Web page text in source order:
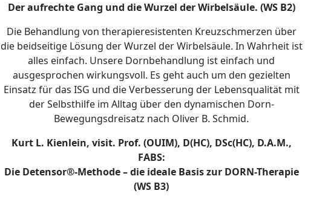
Der aufrechte Gang und die Wurzel der Wirbelsäule. (WS B2)
Die Behandlung von therapieresistenten Kreuzschmerzen über
die beidseitige Lösung der Wurzel der Wirbelsäule. In Wahrheit ist
alles einfach. Unsere Dornbehandlung ist einfach und
ausgesprochen wirkungsvoll. Es geht auch um den gezielten
Einsatz für das ISG und die Verbesserung der Lebensqualität mit
der Selbsthilfe im Alltag über den dynamischen Dorn-
Bewegungsdreisatz nach Oliver B. Schmid.
Kurt L. Kienlein, visit. Prof. (OUIM), D(HC), DSc(HC), D.A.M.,
FABS:
Die Detensor®-Methode – die ideale Basis zur DORN-Therapie
(WS B3)